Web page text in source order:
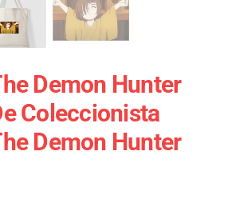
Demon Hunter
Coleccionista
Demon Hunter